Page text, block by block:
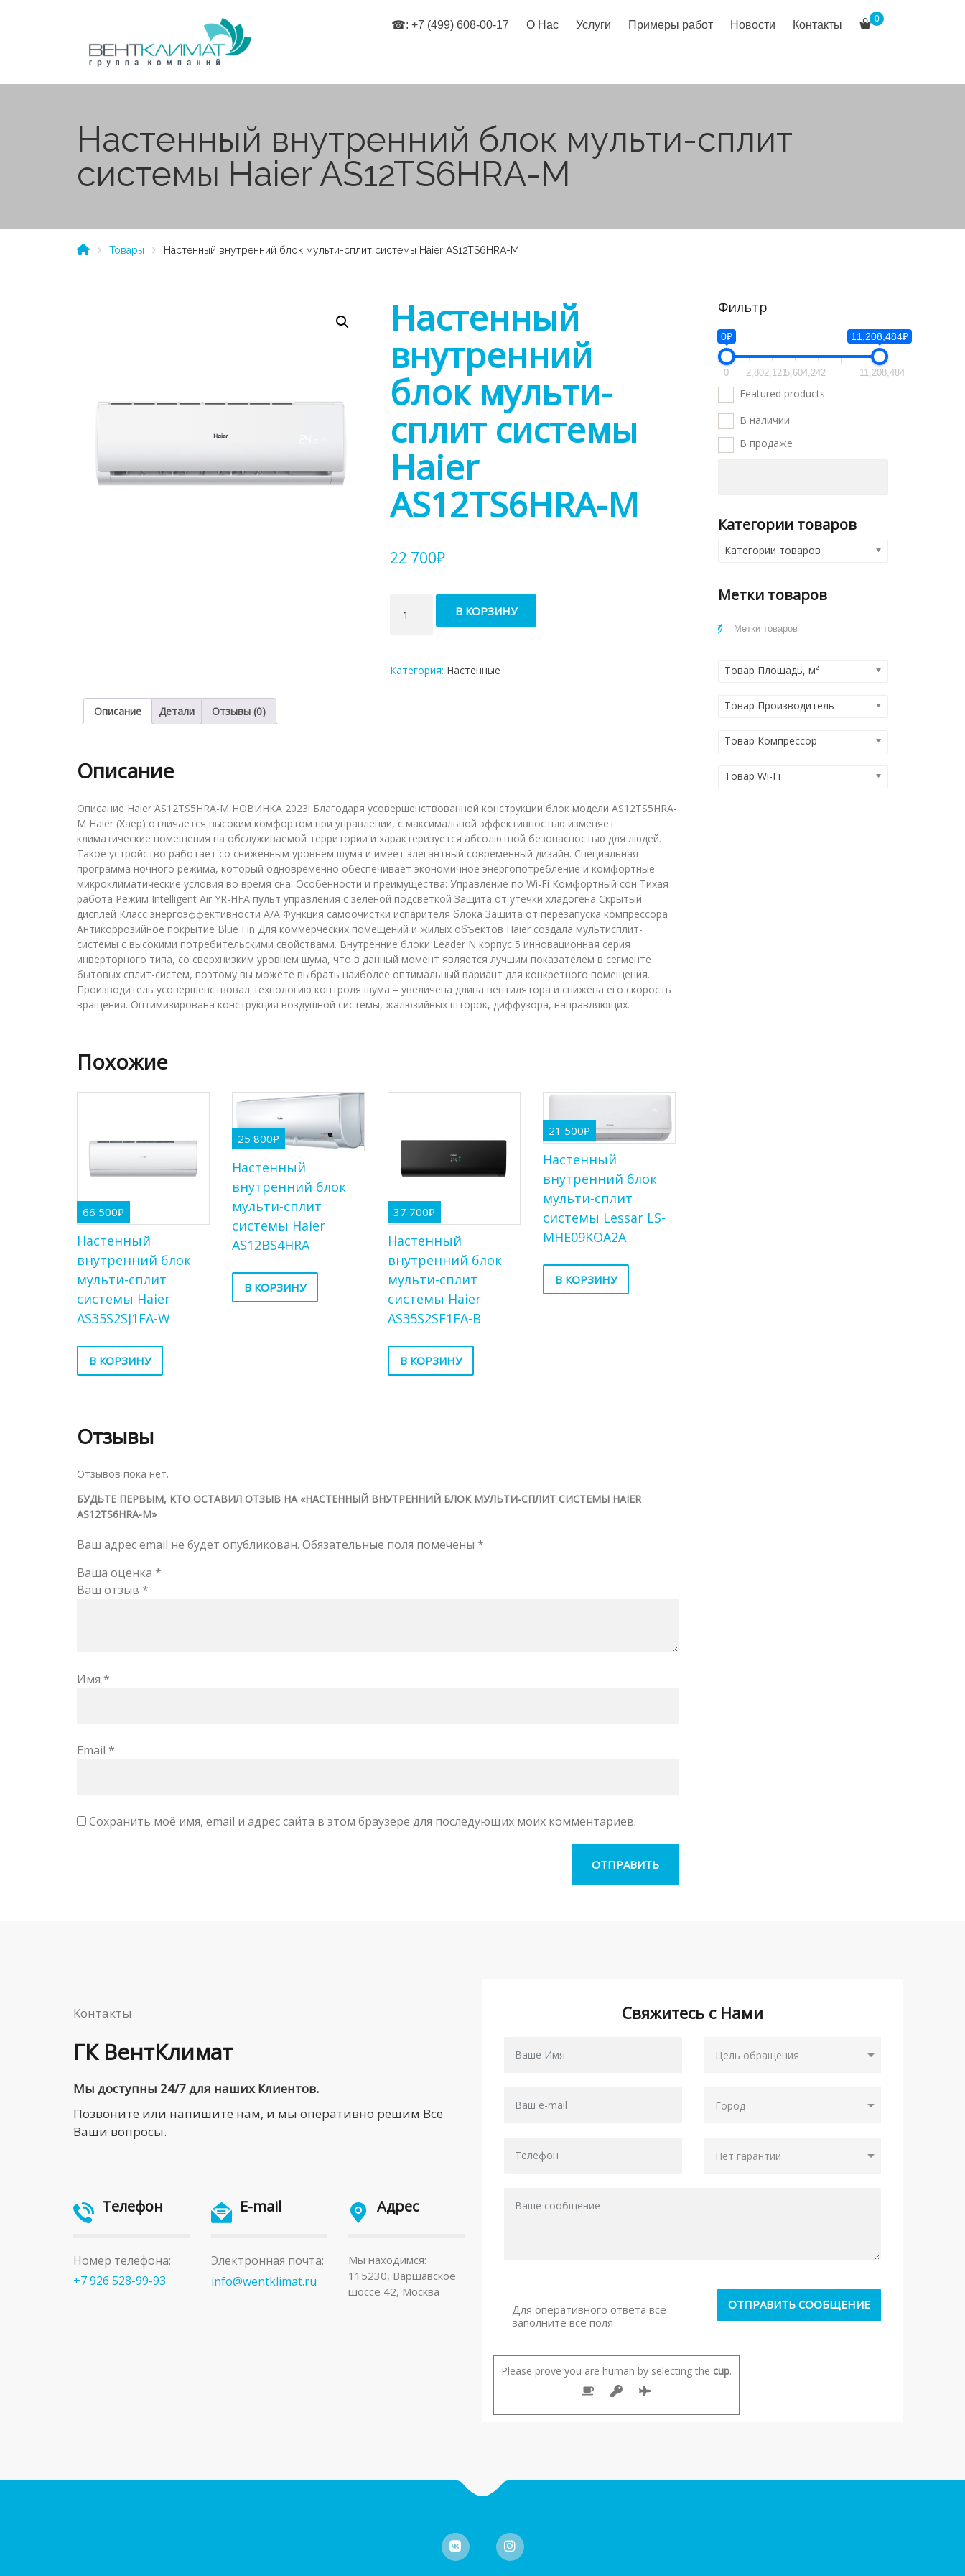
☎: +7 (499) 608-00-17 О Нас Услуги Примеры работ Новости Контакты 0
Настенный внутренний блок мульти-сплит
системы Haier AS12TS6HRA-M
Товары Настенный внутренний блок мульти-сплит системы Haier AS12TS6HRA-M
Настенный
внутренний
блок мульти-
сплит системы
Haier
AS12TS6HRA-M
22 700₽
товара
Настенный
мульти-
Haier
В КОРЗИНУ
Категория: Настенные
Описание Детали Отзывы (0)
Описание
Описание Haier AS12TS5HRA-M НОВИНКА 2023! Благодаря усовершенствованной конструкции блок модели AS12TS5HRA-
M Haier (Хаер) отличается высоким комфортом при управлении, с максимальной эффективностью изменяет
климатические помещения на обслуживаемой территории и характеризуется абсолютной безопасностью для людей.
Такое устройство работает со сниженным уровнем шума и имеет элегантный современный дизайн. Специальная
программа ночного режима, который одновременно обеспечивает экономичное энергопотребление и комфортные
микроклиматические условия во время сна. Особенности и преимущества: Управление по Wi-Fi Комфортный сон Тихая
работа Режим Intelligent Air YR-HFA пульт управления с зелёной подсветкой Защита от утечки хладогена Скрытый
дисплей Класс энергоэффективности А/А Функция самоочистки испарителя блока Защита от перезапуска компрессора
Антикоррозийное покрытие Blue Fin Для коммерческих помещений и жилых объектов Haier создала мультисплит-
системы с высокими потребительскими свойствами. Внутренние блоки Leader N корпус 5 инновационная серия
инверторного типа, со сверхнизким уровнем шума, что в данный момент является лучшим показателем в сегменте
бытовых сплит-систем, поэтому вы можете выбрать наиболее оптимальный вариант для конкретного помещения.
Производитель усовершенствовал технологию контроля шума – увеличена длина вентилятора и снижена его скорость
вращения. Оптимизирована конструкция воздушной системы, жалюзийных шторок, диффузора, направляющих.
Похожие
66 500₽
Настенный
внутренний блок
мульти-сплит
системы Haier
AS35S2SJ1FA-W
В КОРЗИНУ
25 800₽
Настенный
внутренний блок
мульти-сплит
системы Haier
AS12BS4HRA
В КОРЗИНУ
37 700₽
Настенный
внутренний блок
мульти-сплит
системы Haier
AS35S2SF1FA-B
В КОРЗИНУ
21 500₽
Настенный
внутренний блок
мульти-сплит
системы Lessar LS-
MHE09KOA2A
В КОРЗИНУ
Отзывы
Отзывов пока нет.
БУДЬТЕ ПЕРВЫМ, КТО ОСТАВИЛ ОТЗЫВ НА «НАСТЕННЫЙ ВНУТРЕННИЙ БЛОК МУЛЬТИ-СПЛИТ СИСТЕМЫ HAIER
AS12TS6HRA-M»
Ваш адрес email не будет опубликован. Обязательные поля помечены *
Ваша оценка *
Ваш отзыв *
Имя *
Email *
Сохранить моё имя, email и адрес сайта в этом браузере для последующих моих комментариев.
Фильтр
0₽ 11,208,484₽
0 2,802,1215,604,242 11,208,484
Featured products
В наличии
В продаже
Категории товаров
Категории товаров
Метки товаров
Товар Площадь, м²
Товар Производитель
Товар Компрессор
Товар Wi-Fi
Контакты
ГК ВентКлимат
Мы доступны 24/7 для наших Клиентов.
Позвоните или напишите нам, и мы оперативно решим Все
Ваши вопросы.
Телефон
Номер телефона:
+7 926 528-99-93
E-mail
Электронная почта:
info@wentklimat.ru
Адрес
Мы находимся:
115230, Варшавское
шоссе 42, Москва
Свяжитесь с Нами
Для оперативного ответа все
заполните все поля
Please prove you are human by selecting the cup.